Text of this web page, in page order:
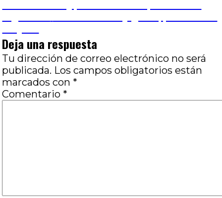
de
entradas
Deja una respuesta
Tu dirección de correo electrónico no será
publicada. Los campos obligatorios están
marcados con *
Comentario *